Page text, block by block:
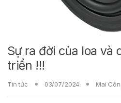
Sự ra đời của loa và
triển !!!
Tin tức 03/07/2024 Mai